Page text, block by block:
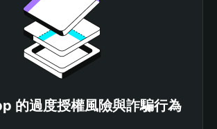
的過度授權風險與詐騙行為